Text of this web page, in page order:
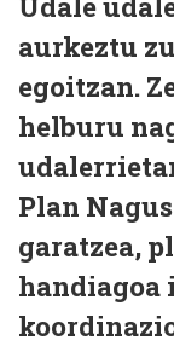
aurkeztu
egoitzan.
helburu
Plan
garatzea,
handiagoa